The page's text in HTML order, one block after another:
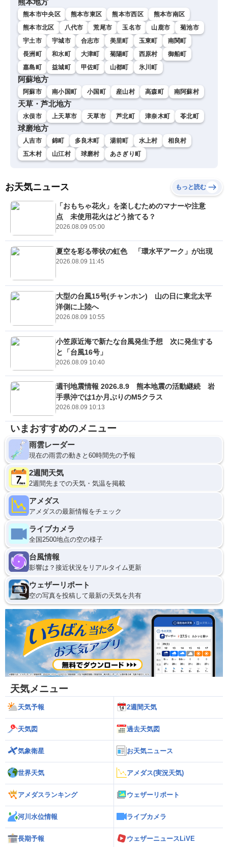
熊本地方
熊本市中央区 熊本市東区 熊本市西区
熊本市南区
熊本市北区
八代市 荒尾市 玉名市 山鹿市
菊池市
宇土市
宇城市 合志市 美里町 玉東町
南関町
長洲町
和水町 大津町 菊陽町 西原村
御船町
嘉島町
益城町 甲佐町 山都町 氷川町
阿蘇地方
阿蘇市 南小国町 小国町 産山村 高森町 南阿蘇村
天草・芦北地方
水俣市 上天草市 天草市 芦北町 津奈木町 苓北町
球磨地方
人吉市 錦町 多良木町 湯前町 水上村
相良村
五木村
山江村 球磨村 あさぎり町
お天気ニュース もっと読む
「おもちゃ花火」を楽しむためのマナーや注意
点 未使用花火はどう捨てる？
2026.08.09 05:00
夏空を彩る帯状の虹色 「環水平アーク」が出現
2026.08.09 11:45
大型の台風15号(チャンホン) 山の日に東北太平
洋側に上陸へ
2026.08.09 10:55
小笠原近海で新たな台風発生予想 次に発生する
と「台風16号」
2026.08.09 10:40
週刊地震情報 2026.8.9 熊本地震の活動継続 岩
手県沖では1か月ぶりのM5クラス
2026.08.09 10:13
いまおすすめのメニュー
雨雲レーダー
現在の雨雲の動きと60時間先の予報
2週間天気
2週間先までの天気・気温を掲載
アメダス
アメダスの最新情報をチェック
ライブカメラ
全国2500地点の空の様子
台風情報
影響は？接近状況をリアルタイム更新
ウェザーリポート
空の写真を投稿して最新の天気を共有
天気メニュー
天気予報 2週間天気
天気図 過去天気図
気象衛星 お天気ニュース
世界天気 アメダス(実況天気)
アメダスランキング ウェザーリポート
河川水位情報 ライブカメラ
長期予報 ウェザーニュースLiVE